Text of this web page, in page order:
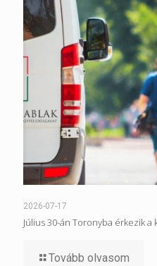
2026-07-17
Július 30-án Toronyba érkezik a
Tovább olvasom